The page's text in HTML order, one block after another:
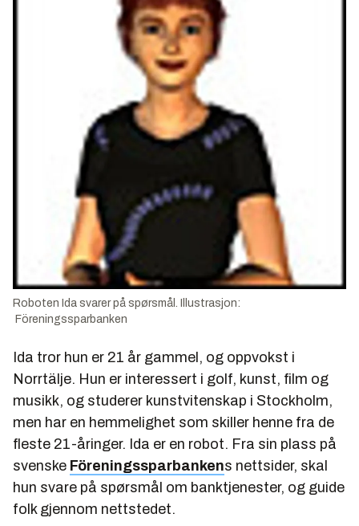
Roboten Ida svarer på spørsmål. Illustrasjon:
Föreningssparbanken
Ida tror hun er 21 år gammel, og oppvokst i
Norrtälje. Hun er interessert i golf, kunst, film og
musikk, og studerer kunstvitenskap i Stockholm,
men har en hemmelighet som skiller henne fra de
fleste 21-åringer. Ida er en robot. Fra sin plass på
svenske Föreningssparbankens nettsider, skal
hun svare på spørsmål om banktjenester, og guide
folk gjennom nettstedet.